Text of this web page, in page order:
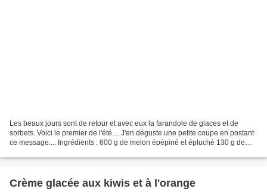
Les beaux jours sont de retour et avec eux la farandole de glaces et de
sorbets. Voici le premier de l'été.... J'en déguste une petite coupe en postant
ce message.... Ingrédients : 600 g de melon épépiné et épluché 130 g de
Crème glacée aux kiwis et à l'orange